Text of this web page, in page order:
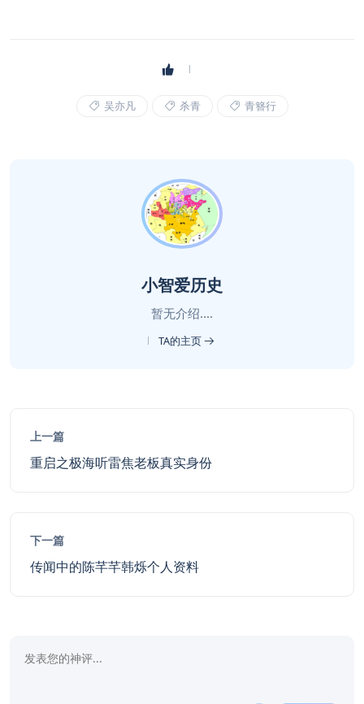
吴亦凡 杀青 青簪行
小智爱历史
暂无介绍....
TA的主页
上一篇
重启之极海听雷焦老板真实身份
下一篇
传闻中的陈芊芊韩烁个人资料